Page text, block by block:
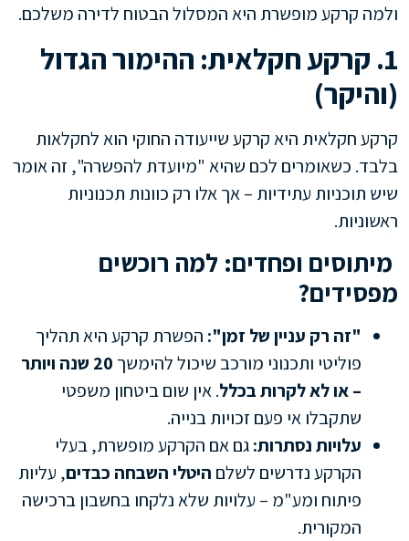
ולמה קרקע מופשרת היא המסלול הבטוח לדירה משלכם.
1. קרקע חקלאית: ההימור הגדול
(והיקר)
קרקע חקלאית היא קרקע שייעודה החוקי הוא לחקלאות
בלבד. כשאומרים לכם שהיא "מיועדת להפשרה", זה אומר
שיש תוכניות עתידיות – אך אלו רק כוונות תכנוניות
ראשוניות.
מיתוסים ופחדים: למה רוכשים
מפסידים?
"זה רק עניין של זמן": הפשרת קרקע היא תהליך
פוליטי ותכנוני מורכב שיכול להימשך
20 שנה ויותר
– או לא לקרות בכלל. אין שום ביטחון משפטי
שתקבלו אי פעם זכויות בנייה.
עלויות נסתרות:גם אם הקרקע מופשרת, בעלי
הקרקע נדרשים לשלם היטלי השבחה כבדים, עליות
פיתוח ומע"מ – עלויות שלא נלקחו בחשבון ברכישה
המקורית.